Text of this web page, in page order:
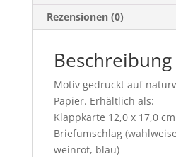
Rezensionen (0)
Beschreibung
Motiv gedruckt auf
Papier. Erhältlich als:
Klappkarte 12,0 x 17,0
Briefumschlag
weinrot, blau)